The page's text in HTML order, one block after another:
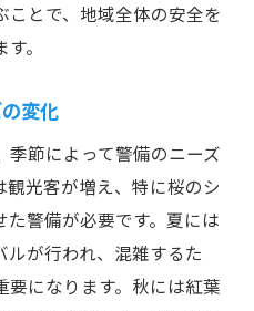
ことで、地域全体の安全を
。
変化
節によって警備のニーズ
光客が増え、特に桜のシ
警備が必要です。夏には
が行われ、混雑するた
になります。秋には紅葉